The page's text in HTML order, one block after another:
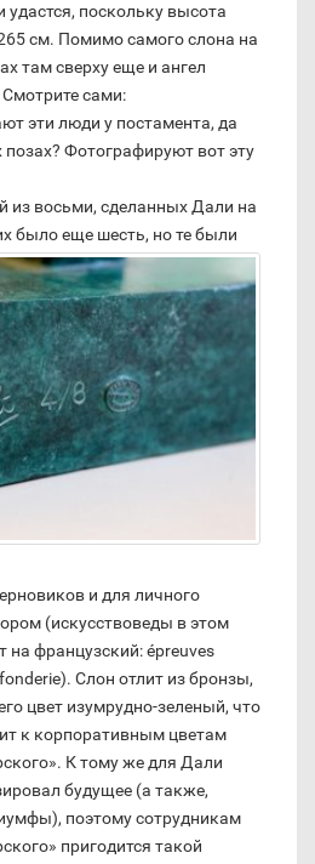
удастся, поскольку высота
см. Помимо самого слона на
там сверху еще и ангел
сами:
эти люди у постамента, да
Фотографируют вот эту
из восьми, сделанных Дали на
было еще шесть, но те были
и для личного
(искусствоведы в этом
на французский: épreuves
Слон отлит из бронзы,
цвет изумрудно-зеленый, что
к корпоративным цветам
К тому же для Дали
будущее (а также,
поэтому сотрудникам
пригодится такой